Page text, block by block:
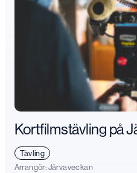
Kortfilmstävling på
Tävling
Arrangör:Järvaveckan